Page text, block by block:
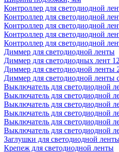
Контроллер для светодиодной
Контроллер для светодиодной
Контроллер для светодиодной
Контроллер для светодиодной
Контроллер для светодиодной
Диммер для светодиодной ленты
Диммер для светодиодных лент
Диммер для светодиодной ленты
Диммер для светодиодной ленты
Выключатель для светодиодной
Выключатель для светодиодной
Выключатель для светодиодной
Выключатель для светодиодной
Выключатель для светодиодной
Выключатель для светодиодной
Заглушки для светодиодной
Крепеж для светодиодной ленты